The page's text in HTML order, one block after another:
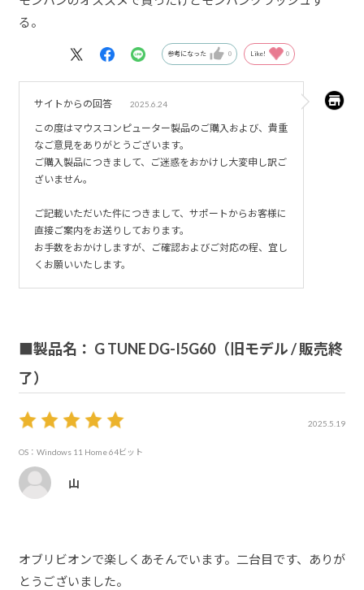
る。
参考になった 0 Like! 0
サイトからの回答 2025.6.24
この度はマウスコンピューター製品のご購入および、貴重
なご意見をありがとうございます。
ご購入製品につきまして、ご迷惑をおかけし大変申し訳ご
ざいません。
ご記載いただいた件につきまして、サポートからお客様に
直接ご案内をお送りしております。
お手数をおかけしますが、ご確認およびご対応の程、宜し
くお願いいたします。
■製品名： G TUNE DG-I5G60（旧モデル / 販売終
了）
2025.5.19
OS：Windows 11 Home 64ビット
山
オブリビオンで楽しくあそんでいます。二台目です、ありが
とうございました。